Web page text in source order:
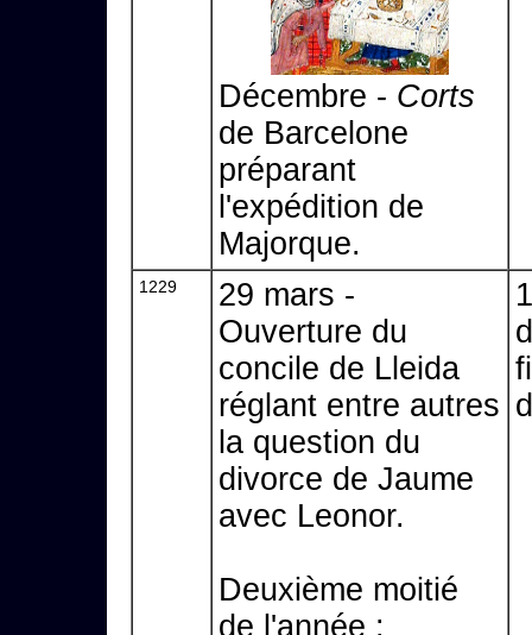
Décembre - Corts
de Barcelone
préparant
l'expédition de
Majorque.
1229
29 mars -
Ouverture du
concile de Lleida
réglant entre autres
la question du
divorce de Jaume
avec Leonor.
Deuxième moitié
de l'année :